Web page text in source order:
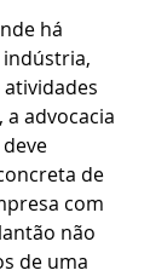
há
advocacia
de
com
não
de uma